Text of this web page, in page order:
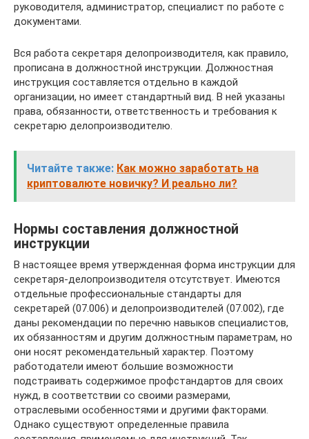
руководителя, администратор, специалист по работе с
документами.
Вся работа секретаря делопроизводителя, как правило,
прописана в должностной инструкции. Должностная
инструкция составляется отдельно в каждой
организации, но имеет стандартный вид. В ней указаны
права, обязанности, ответственность и требования к
секретарю делопроизводителю.
Читайте также: Как можно заработать на
криптовалюте новичку? И реально ли?
Нормы составления должностной
инструкции
В настоящее время утвержденная форма инструкции для
секретаря-делопроизводителя отсутствует. Имеются
отдельные профессиональные стандарты для
секретарей (07.006) и делопроизводителей (07.002), где
даны рекомендации по перечню навыков специалистов,
их обязанностям и другим должностным параметрам, но
они носят рекомендательный характер. Поэтому
работодатели имеют большие возможности
подстраивать содержимое профстандартов для своих
нужд, в соответствии со своими размерами,
отраслевыми особенностями и другими факторами.
Однако существуют определенные правила